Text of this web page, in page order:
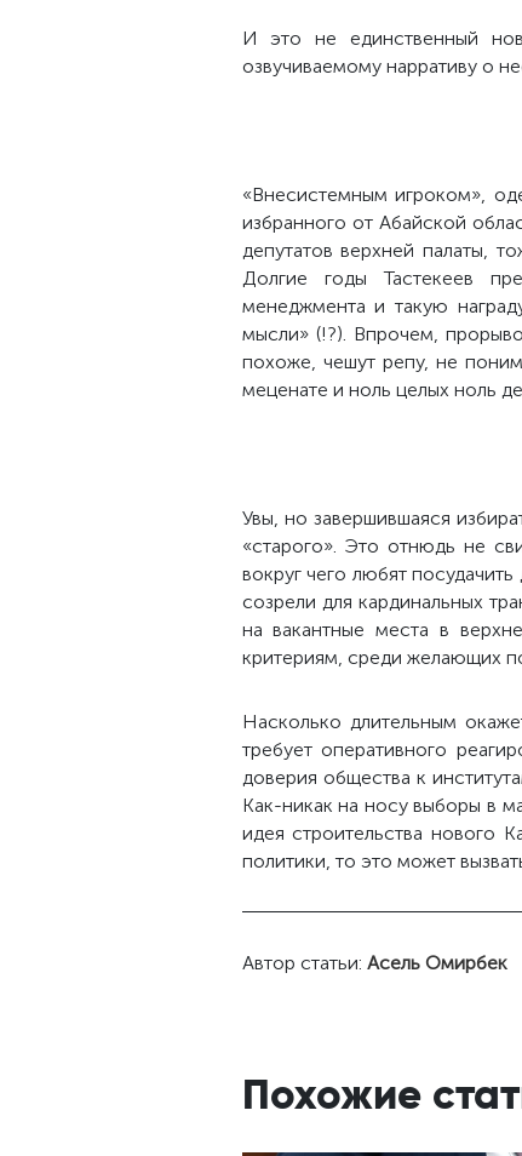
И это не единственный
озвучиваемому нарративу о
«Внесистемным игроком»,
избранного от Абайской
депутатов верхней палаты,
Долгие годы Тастекеев
менеджмента и такую
мысли» (!?). Впрочем,
похоже, чешут репу, не
меценате и ноль целых ноль
Увы, но завершившаяся
«старого». Это отнюдь не
вокруг чего любят
созрели для кардинальных
на вакантные места в
критериям, среди желающих
Насколько длительным
требует оперативного
доверия общества к
Как-никак на носу выборы в
идея строительства нового
политики, то это может
Автор статьи: Асель Омирбек
Похожие